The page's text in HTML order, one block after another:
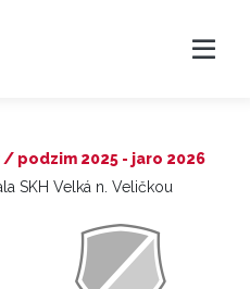
podzim 2025 - jaro 2026
SKH Velká n. Veličkou